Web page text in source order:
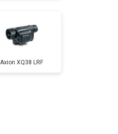
Axion XQ38 LRF